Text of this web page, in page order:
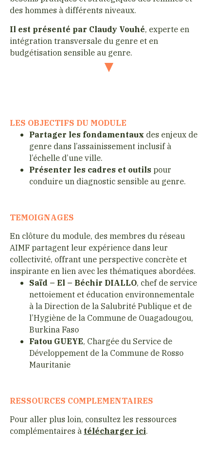
des hommes à différents niveaux.
Il est présenté par Claudy Vouhé, experte en
intégration transversale du genre et en
budgétisation sensible au genre.
LES OBJECTIFS DU MODULE
Partager les fondamentaux des enjeux de
genre dans l’assainissement inclusif à
l’échelle d’une ville.
Présenter les cadres et outils pour
conduire un diagnostic sensible au genre.
TEMOIGNAGES
En clôture du module, des membres du réseau
AIMF partagent leur expérience dans leur
collectivité, offrant une perspective concrète et
inspirante en lien avec les thématiques abordées.
Saïd – El – Béchir DIALLO, chef de service
nettoiement et éducation environnementale
à la Direction de la Salubrité Publique et de
l’Hygiène de la Commune de Ouagadougou,
Burkina Faso
Fatou GUEYE, Chargée du Service de
Développement de la Commune de Rosso
Mauritanie
RESSOURCES COMPLEMENTAIRES
Pour aller plus loin, consultez les ressources
complémentaires à télécharger ici.